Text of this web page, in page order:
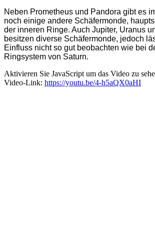
Neben Prometheus und Pandora gibt es
noch einige andere Schäfermonde,
der inneren Ringe. Auch Jupiter, Uranus
besitzen diverse Schäfermonde, jedoch
Einfluss nicht so gut beobachten wie bei
Ringsystem von Saturn.
Aktivieren Sie JavaScript um das Video zu
Video-Link: https://youtu.be/4-h5aQX0aHI